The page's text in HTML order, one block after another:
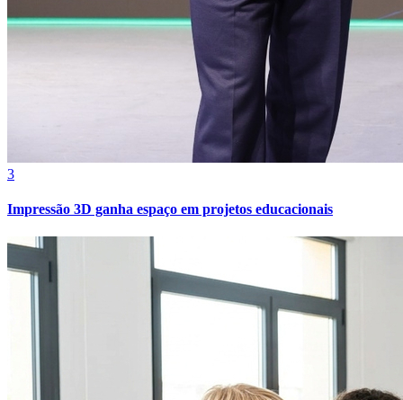
3
Impressão 3D ganha espaço em projetos educacionais